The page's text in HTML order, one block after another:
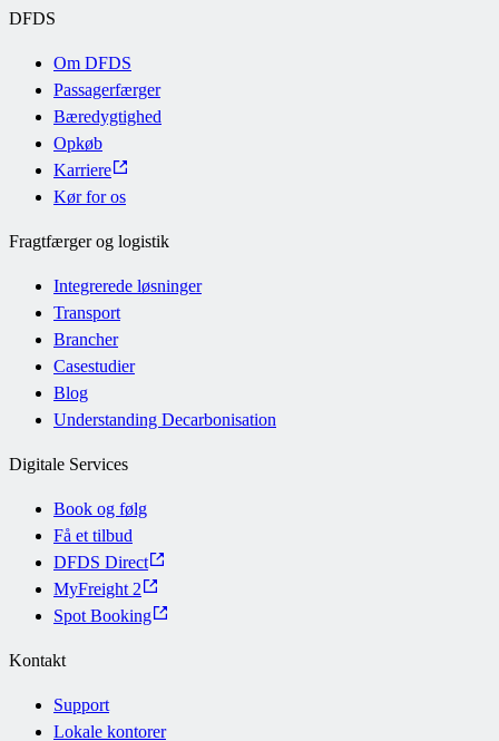
DFDS
Om DFDS
Passagerfærger
Bæredygtighed
Opkøb
Karriere
Kør for os
Fragtfærger og logistik
Integrerede løsninger
Transport
Brancher
Casestudier
Blog
Understanding Decarbonisation
Digitale Services
Book og følg
Få et tilbud
DFDS Direct
MyFreight 2
Spot Booking
Kontakt
Support
Lokale kontorer